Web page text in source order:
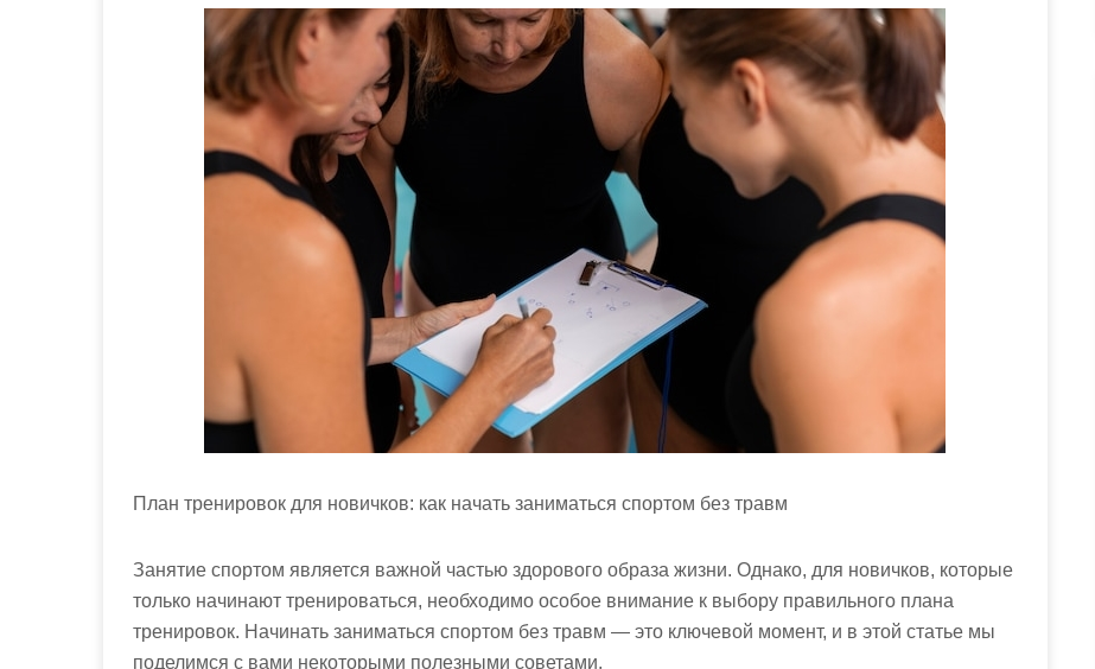
План тренировок для новичков: как начать заниматься спортом без травм
Занятие спортом является важной частью здорового образа жизни. Однако, для новичков, которые
только начинают тренироваться, необходимо особое внимание к выбору правильного плана
тренировок. Начинать заниматься спортом без травм — это ключевой момент, и в этой статье мы
поделимся с вами некоторыми полезными советами.